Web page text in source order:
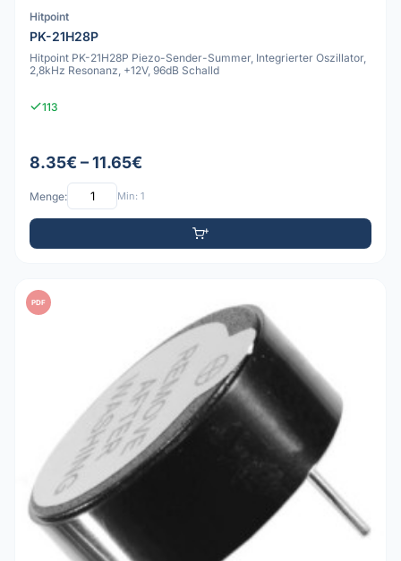
Hitpoint
PK-21H28P
Hitpoint PK-21H28P Piezo-Sender-Summer, Integrierter Oszillator,
2,8kHz Resonanz, +12V, 96dB Schalld
113
8.35€ – 11.65€
Menge: Min: 1
PDF